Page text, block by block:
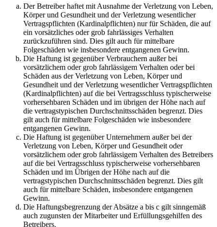
Der Betreiber haftet mit Ausnahme der Verletzung von Leben,
Körper und Gesundheit und der Verletzung wesentlicher
Vertragspflichten (Kardinalpflichten) nur für Schäden, die auf
ein vorsätzliches oder grob fahrlässiges Verhalten
zurückzuführen sind. Dies gilt auch für mittelbare
Folgeschäden wie insbesondere entgangenen Gewinn.
Die Haftung ist gegenüber Verbrauchern außer bei
vorsätzlichem oder grob fahrlässigem Verhalten oder bei
Schäden aus der Verletzung von Leben, Körper und
Gesundheit und der Verletzung wesentlicher Vertragspflichten
(Kardinalpflichten) auf die bei Vertragsschluss typischerweise
vorhersehbaren Schäden und im übrigen der Höhe nach auf
die vertragstypischen Durchschnittsschäden begrenzt. Dies
gilt auch für mittelbare Folgeschäden wie insbesondere
entgangenen Gewinn.
Die Haftung ist gegenüber Unternehmern außer bei der
Verletzung von Leben, Körper und Gesundheit oder
vorsätzlichem oder grob fahrlässigem Verhalten des Betreibers
auf die bei Vertragsschluss typischerweise vorhersehbaren
Schäden und im Übrigen der Höhe nach auf die
vertragstypischen Durchschnittsschäden begrenzt. Dies gilt
auch für mittelbare Schäden, insbesondere entgangenen
Gewinn.
Die Haftungsbegrenzung der Absätze a bis c gilt sinngemäß
auch zugunsten der Mitarbeiter und Erfüllungsgehilfen des
Betreibers.